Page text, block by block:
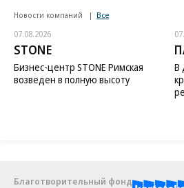
Новости компаний Все
07.08.2026
STONE
Бизнес-центр STONE Римская
возведен в полную высоту
В
Благотворительный фонд